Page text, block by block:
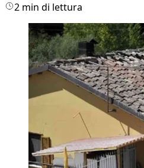
2 min di lettura